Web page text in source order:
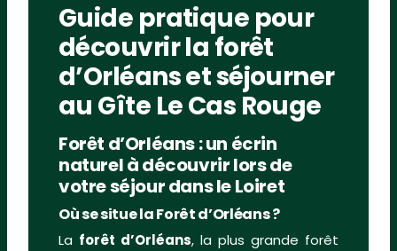
Guide pratique pour
découvrir la forêt
d’Orléans et séjourner
au Gîte Le Cas Rouge
Forêt d’Orléans : un écrin
naturel à découvrir lors de
votre séjour dans le Loiret
Où se situe la Forêt d’Orléans ?
La forêt d’Orléans, la plus grande forêt